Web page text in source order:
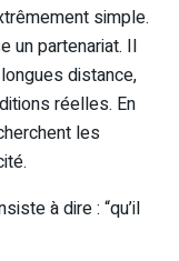
simple.
un partenariat. Il
distance,
réelles. En
les
à dire : “qu’il